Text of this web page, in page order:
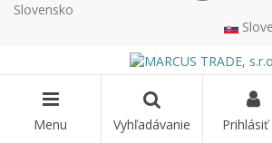
Slovensko
Menu Vyhľadávanie Prihlásiť